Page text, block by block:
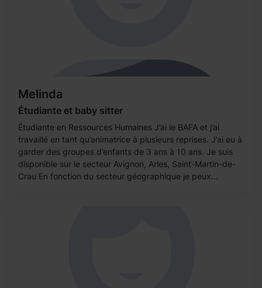
Melinda
Étudiante et baby sitter
Étudiante en Ressources Humaines J’ai le BAFA et j’ai
travaillé en tant qu’animatrice à plusieurs reprises. J’ai eu à
garder des groupes d’enfants de 3 ans à 10 ans. Je suis
disponible sur le secteur Avignon, Arles, Saint-Martin-de-
Crau En fonction du secteur géographique je peux...